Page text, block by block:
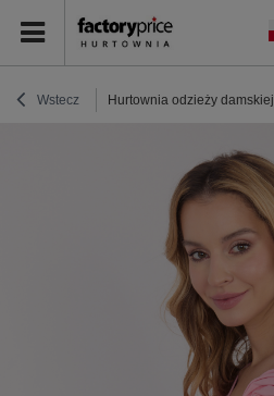
Wstecz Hurtownia odzieży damskiej